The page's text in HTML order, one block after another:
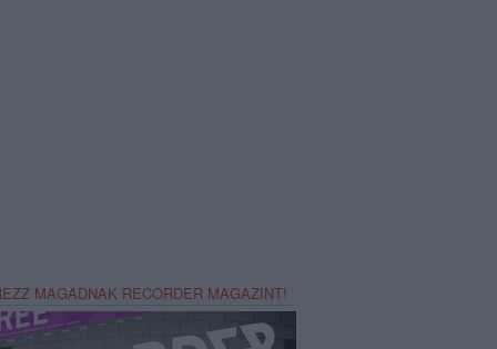
MAGADNAK RECORDER MAGAZINT!